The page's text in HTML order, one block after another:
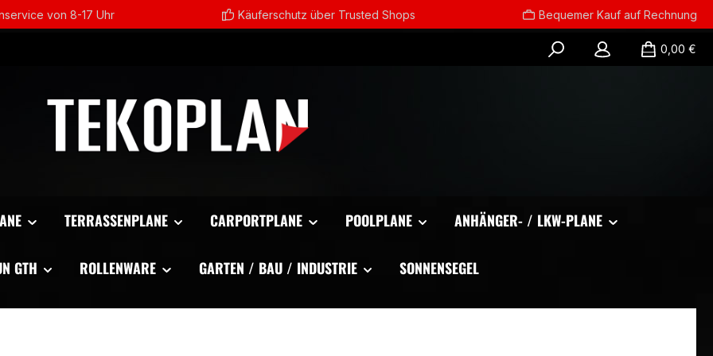
von 8-17 Uhr Käuferschutz über Trusted Shops Bequemer Kauf auf Rechnung
0,00 €
TERRASSENPLANE CARPORTPLANE POOLPLANE ANHÄNGER- / LKW-PLANE
GTH ROLLENWARE GARTEN / BAU / INDUSTRIE SONNENSEGEL